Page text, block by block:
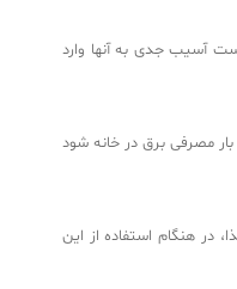
آسیب جدی به آنها وارد
مصرفی برق در خانه شود
هنگام استفاده از این